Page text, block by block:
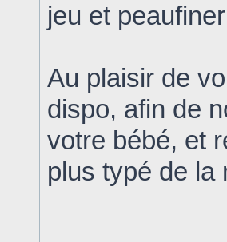
jeu et
Au plaisir de
dispo, afin de
votre bébé, et
plus typé de la